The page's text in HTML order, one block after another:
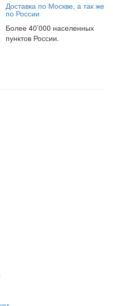
Доставка по Москве, а так же
по России
Более 40’000 населенных
пунктов России.